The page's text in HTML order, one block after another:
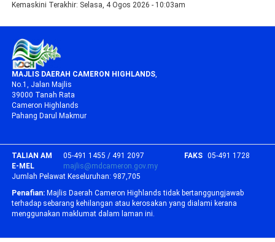
Kemaskini Terakhir: Selasa, 4 Ogos 2026 - 10:03am
MAJLIS DAERAH CAMERON HIGHLANDS,
No.1, Jalan Majlis
39000 Tanah Rata
Cameron Highlands
Pahang Darul Makmur
TALIAN AM 05-491 1455 / 491 2097 FAKS
05-491 1728
E-MEL
majlis@mdcameron.gov.my
Jumlah Pelawat Keseluruhan: 987,705
Penafian: Majlis Daerah Cameron Highlands tidak bertanggungjawab
terhadap sebarang kehilangan atau kerosakan yang dialami kerana
menggunakan maklumat dalam laman ini.